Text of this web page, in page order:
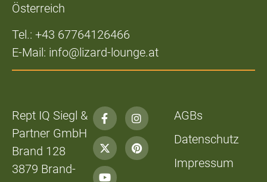
Österreich
Tel.: +43 67764126466
E-Mail: info@lizard-lounge.at
Rept IQ Siegl &
Partner GmbH
Brand 128
3879 Brand-
AGBs
Datenschutz
Impressum